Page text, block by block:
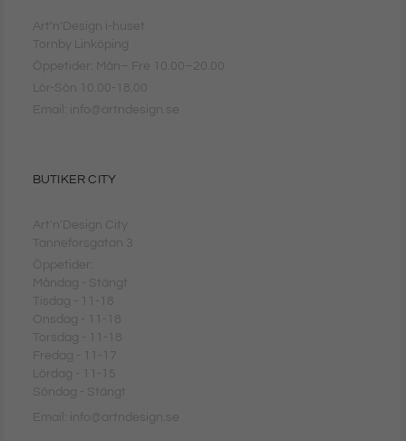
Art'n'Design i-huset
Tornby Linköping
Öppetider: Mån– Fre 10.00–20.00
Lör-Sön 10.00-18.00
Email: info@artndesign.se
BUTIKER CITY
Art'n'Design City
Tanneforsgatan 3
Öppetider:
Måndag - Stängt
Tisdag - 11-18
Onsdag - 11-18
Torsdag - 11-18
Fredag - 11-17
Lördag - 11-15
Söndag - Stängt
Email: info@artndesign.se